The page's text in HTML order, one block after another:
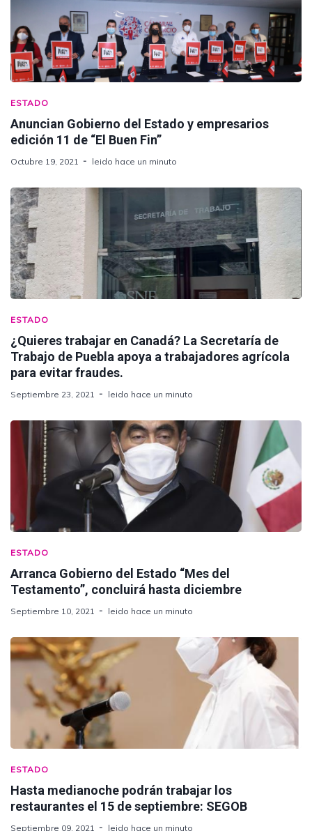
ESTADO
Anuncian Gobierno del Estado y empresarios
edición 11 de “El Buen Fin”
Octubre 19, 2021 leido hace un minuto
ESTADO
¿Quieres trabajar en Canadá? La Secretaría de
Trabajo de Puebla apoya a trabajadores agrícola
para evitar fraudes.
Septiembre 23, 2021 leido hace un minuto
ESTADO
Arranca Gobierno del Estado “Mes del
Testamento”, concluirá hasta diciembre
Septiembre 10, 2021 leido hace un minuto
ESTADO
Hasta medianoche podrán trabajar los
restaurantes el 15 de septiembre: SEGOB
Septiembre 09, 2021 leido hace un minuto